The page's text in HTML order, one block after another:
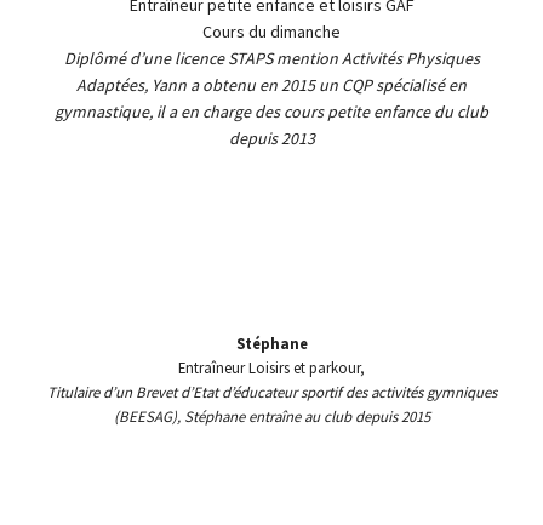
Entraîneur petite enfance et loisirs GAF
Cours du dimanche
Diplômé d’une licence STAPS mention Activités Physiques
Adaptées, Yann a obtenu en 2015 un CQP spécialisé en
gymnastique, il a en charge des cours petite enfance du club
depuis 2013
Stéphane
Entraîneur Loisirs et parkour,
Titulaire d’un Brevet d’Etat d’éducateur sportif des activités gymniques
(BEESAG), Stéphane entraîne au club depuis 2015